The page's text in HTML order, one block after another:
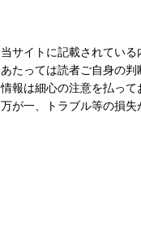
当サイトに記載されてい
あたっては読者ご自身の
情報は細心の注意を払って
万が一、トラブル等の損失